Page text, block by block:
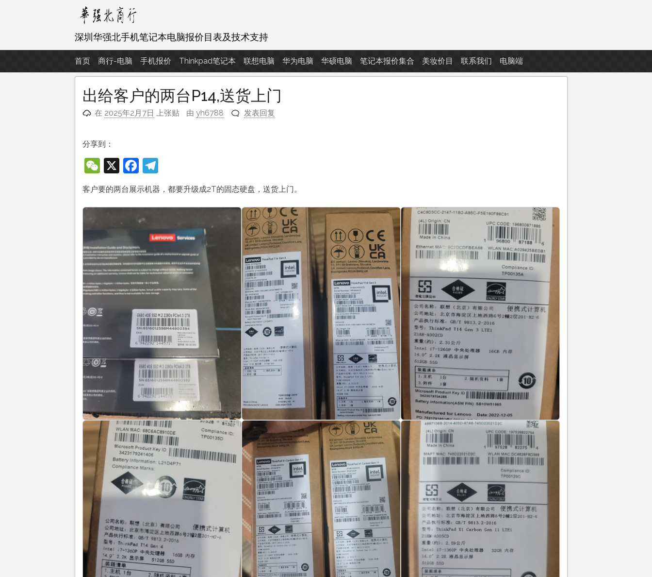
内
深圳华强北手机笔记本电脑报价目表及技术支持
首页 商行-电脑 手机报价 Thinkpad笔记本 联想电脑 华为电脑 华硕电脑 笔记本报价集合 美妆价目 联系我们 电脑端
出给客户的两台P14,送货上门
在 2025年2月7日 上张贴 由yh6788 发表回复
分享到：
WeChat
X Facebook
Telegram
客户要的两台展示机器，都要升级成2T的固态硬盘，送货上门。